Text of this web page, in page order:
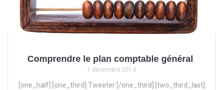
Comprendre le plan comptable général
1 décembre 2014
[one_half] [one_third] Tweeter [/one_third] [two_third_last]